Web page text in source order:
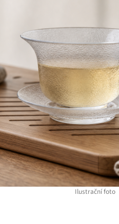
Ilustrační foto